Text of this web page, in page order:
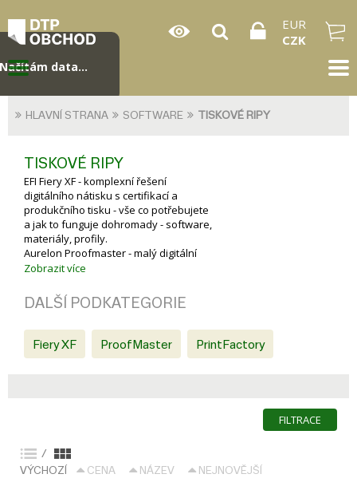
EUR
CZK
HLAVNÍ STRANA SOFTWARE TISKOVÉ RIPY
TISKOVÉ RIPY
EFI Fiery XF - komplexní řešení
digitálního nátisku s certifikací a
produkčního tisku - vše co potřebujete
a jak to funguje dohromady - software,
materiály, profily.
Aurelon Proofmaster - malý digitální
nátisk a produkční tisk.
Zobrazit více
DALŠÍ PODKATEGORIE
Fiery XF ProofMaster PrintFactory
FILTRACE
/
VÝCHOZÍ
CENA NÁZEV
NEJNOVĚJŠÍ
Načítám data...